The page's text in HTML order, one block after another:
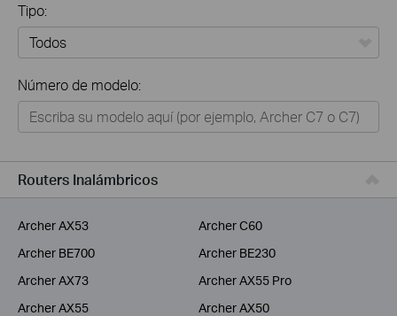
Tipo:
Hogar
Tapo
Negocios
ISPs
Número de modelo:
Routers Inalámbricos
Archer AX53
Archer C60
Archer BE700
Archer BE230
Archer AX73
Archer AX55 Pro
Archer AX55
Archer AX50